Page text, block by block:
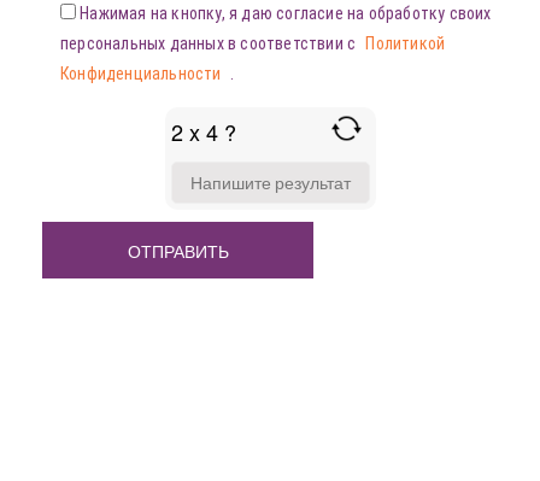
Нажимая на кнопку, я даю согласие на обработку своих
персональных данных в соответствии с
Политикой
Конфиденциальности
2 x 4 ?
FOR
X